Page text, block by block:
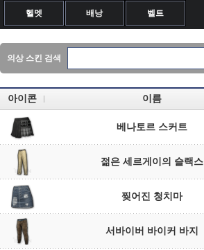
헬멧 배낭 벨트
의상 스킨 검색
아이콘 이름
베나토르 스커트
젊은 세르게이의 슬랙스
찢어진 청치마
서바이버 바이커 바지